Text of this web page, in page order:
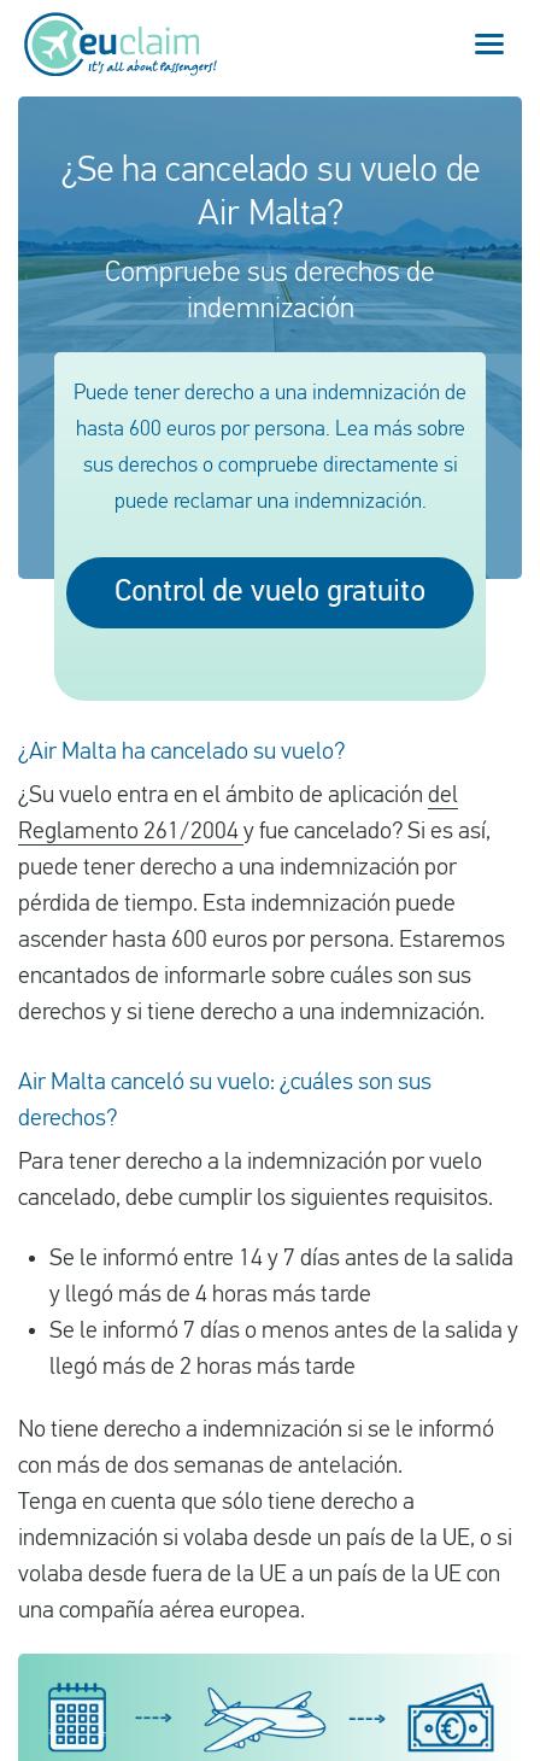
Comprobar la compensación
Póngase en contacto con
Español
Vuelo cancelado
Conexión perdida
Nuestro servicio
¿Se ha cancelado su vuelo de
Air Malta?
Compruebe sus derechos de
indemnización
Puede tener derecho a una indemnización de
hasta 600 euros por persona. Lea más sobre
sus derechos o compruebe directamente si
puede reclamar una indemnización.
Control de vuelo gratuito
¿Air Malta ha cancelado su vuelo?
¿Su vuelo entra en el ámbito de aplicación del
Reglamento 261/2004 y fue cancelado? Si es así,
puede tener derecho a una indemnización por
pérdida de tiempo. Esta indemnización puede
ascender hasta 600 euros por persona. Estaremos
encantados de informarle sobre cuáles son sus
derechos y si tiene derecho a una indemnización.
Air Malta canceló su vuelo: ¿cuáles son sus
derechos?
Para tener derecho a la indemnización por vuelo
cancelado, debe cumplir los siguientes requisitos.
Se le informó entre 14 y 7 días antes de la salida
y llegó más de 4 horas más tarde
Se le informó 7 días o menos antes de la salida y
llegó más de 2 horas más tarde
No tiene derecho a indemnización si se le informó
con más de dos semanas de antelación.
Tenga en cuenta que sólo tiene derecho a
indemnización si volaba desde un país de la UE, o si
volaba desde fuera de la UE a un país de la UE con
una compañía aérea europea.